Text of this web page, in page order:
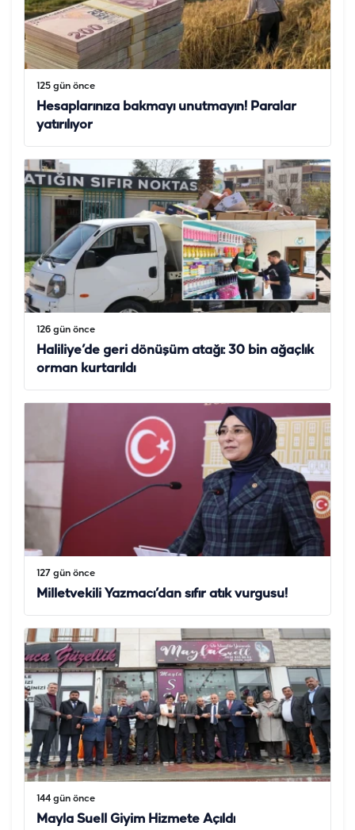
125 gün önce
Hesaplarınıza bakmayı unutmayın! Paralar
yatırılıyor
126 gün önce
Haliliye’de geri dönüşüm atağı: 30 bin ağaçlık
orman kurtarıldı
127 gün önce
Milletvekili Yazmacı’dan sıfır atık vurgusu!
144 gün önce
Mayla Suell Giyim Hizmete Açıldı